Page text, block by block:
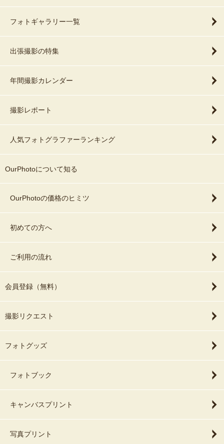
フォトギャラリー一覧
出張撮影の特集
年間撮影カレンダー
撮影レポート
人気フォトグラファーランキング
OurPhotoについて知る
OurPhotoの価格のヒミツ
初めての方へ
ご利用の流れ
会員登録（無料）
撮影リクエスト
フォトグッズ
フォトブック
キャンバスプリント
写真プリント